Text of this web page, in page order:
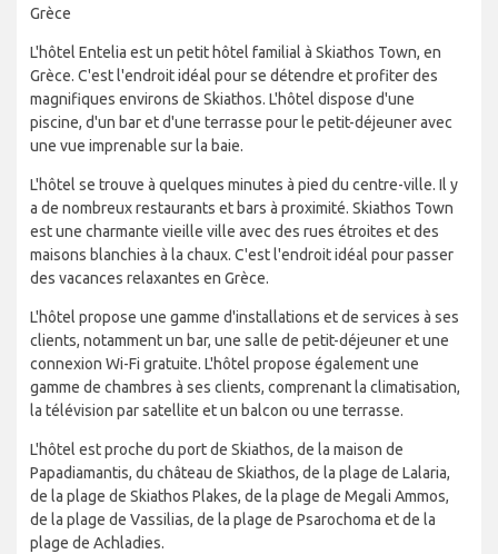
Grèce
L'hôtel Entelia est un petit hôtel familial à Skiathos Town, en
Grèce. C'est l'endroit idéal pour se détendre et profiter des
magnifiques environs de Skiathos. L'hôtel dispose d'une
piscine, d'un bar et d'une terrasse pour le petit-déjeuner avec
une vue imprenable sur la baie.
L'hôtel se trouve à quelques minutes à pied du centre-ville. Il y
a de nombreux restaurants et bars à proximité. Skiathos Town
est une charmante vieille ville avec des rues étroites et des
maisons blanchies à la chaux. C'est l'endroit idéal pour passer
des vacances relaxantes en Grèce.
L'hôtel propose une gamme d'installations et de services à ses
clients, notamment un bar, une salle de petit-déjeuner et une
connexion Wi-Fi gratuite. L'hôtel propose également une
gamme de chambres à ses clients, comprenant la climatisation,
la télévision par satellite et un balcon ou une terrasse.
L'hôtel est proche du port de Skiathos, de la maison de
Papadiamantis, du château de Skiathos, de la plage de Lalaria,
de la plage de Skiathos Plakes, de la plage de Megali Ammos,
de la plage de Vassilias, de la plage de Psarochoma et de la
plage de Achladies.